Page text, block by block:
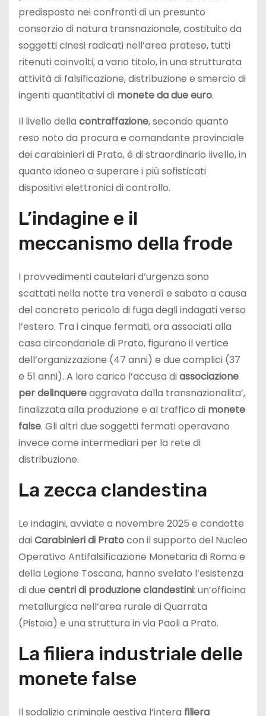
predisposto nei confronti di un presunto
consorzio di natura transnazionale, costituito da
soggetti cinesi radicati nell’area pratese, tutti
ritenuti coinvolti, a vario titolo, in una strutturata
attività di falsificazione, distribuzione e smercio di
ingenti quantitativi di monete da due euro.
Il livello della contraffazione, secondo quanto
reso noto da procura e comandante provinciale
dei carabinieri di Prato, è di straordinario livello, in
quanto idoneo a superare i più sofisticati
dispositivi elettronici di controllo.
L’indagine e il
meccanismo della frode
I provvedimenti cautelari d’urgenza sono
scattati nella notte tra venerdì e sabato a causa
del concreto pericolo di fuga degli indagati verso
l’estero. Tra i cinque fermati, ora associati alla
casa circondariale di Prato, figurano il vertice
dell’organizzazione (47 anni) e due complici (37
e 51 anni). A loro carico l’accusa diassociazione
per delinquereaggravata dalla transnazionalita’,
finalizzata alla produzione e al traffico di monete
false. Gli altri due soggetti fermati operavano
invece come intermediari per la rete di
distribuzione.
La zecca clandestina
Le indagini, avviate a novembre 2025 e condotte
daiCarabinieri di Pratocon il supporto del Nucleo
Operativo Antifalsificazione Monetaria di Roma e
della Legione Toscana, hanno svelato l’esistenza
di due centri di produzione clandestini: un’officina
metallurgica nell’area rurale di Quarrata
(Pistoia) e una struttura in via Paoli a Prato.
La filiera industriale delle
monete false
Il sodalizio criminale gestiva l’intera filiera